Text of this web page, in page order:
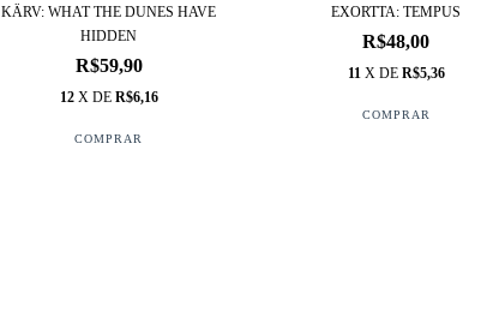
KÄRV: WHAT THE DUNES HAVE
HIDDEN
R$59,90
12 X DE R$6,16
EXORTTA: TEMPUS
R$48,00
11 X DE R$5,36